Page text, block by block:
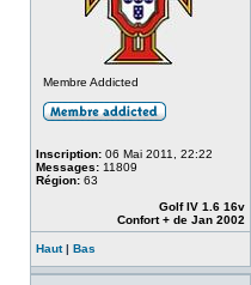
Membre Addicted
Inscription: 06 Mai 2011, 22:22
Messages: 11809
Région: 63
Golf IV 1.6 16v
Confort + de Jan 2002
Haut| Bas